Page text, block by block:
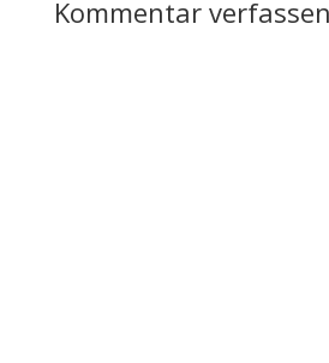
Kommentar verfassen